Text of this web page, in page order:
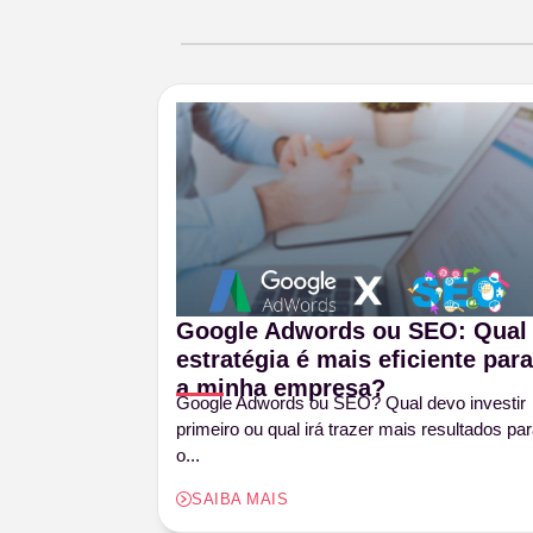
Google Adwords ou SEO: Qual
estratégia é mais eficiente para
a minha empresa?
Google Adwords ou SEO? Qual devo investir
primeiro ou qual irá trazer mais resultados
o...
SAIBA MAIS